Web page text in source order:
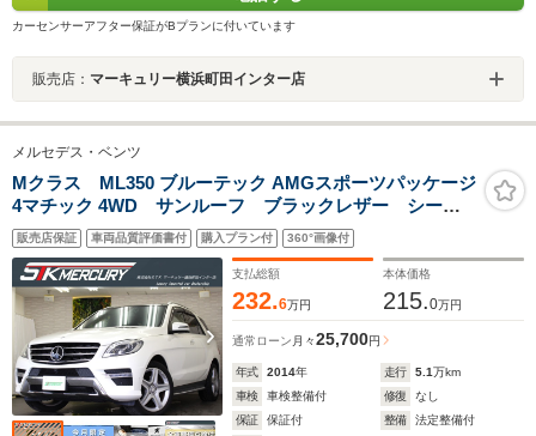
カーセンサーアフター保証がBプランに付いています
販売店： マーキュリー横浜町田インター店
メルセデス・ベンツ
Mクラス ML350 ブルーテック AMGスポーツパッケージ
4マチック 4WD サンルーフ ブラックレザー シート
ヒーター 純正ナビ 地デジ 360度カメラ
Bluetooth ETC プレセーフブレーキ ACC ブライン
ドスポット オートテールゲート
販売店保証 車両品質評価書付 購入プラン付 360°画像付
支払総額
232.6万円
本体価格
215.0万円
通常ローン 月々25,700円
年式 2014年 走行 5.1万km
車検
車検整備付 修復
なし
保証
保証付 整備
法定整備付